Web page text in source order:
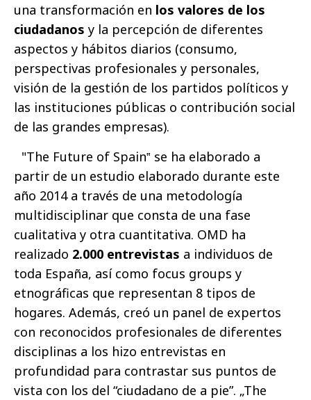
una transformación en los valores de los
ciudadanos y la percepción de diferentes
aspectos y hábitos diarios (consumo,
perspectivas profesionales y personales,
visión de la gestión de los partidos políticos y
las instituciones públicas o contribución social
de las grandes empresas).
"The Future of Spain‟ se ha elaborado a
partir de un estudio elaborado durante este
año 2014 a través de una metodología
multidisciplinar que consta de una fase
cualitativa y otra cuantitativa. OMD ha
realizado 2.000 entrevistas a individuos de
toda España, así como focus groups y
etnográficas que representan 8 tipos de
hogares. Además, creó un panel de expertos
con reconocidos profesionales de diferentes
disciplinas a los hizo entrevistas en
profundidad para contrastar sus puntos de
vista con los del “ciudadano de a pie”. „The